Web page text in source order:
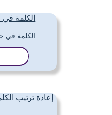
الكلمة
إعادة ترتيب